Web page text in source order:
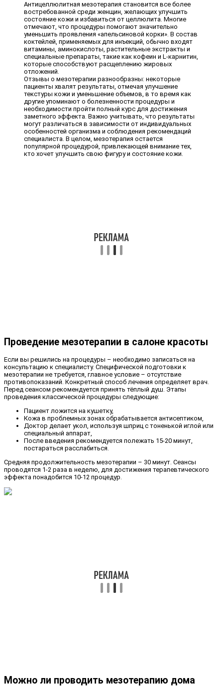
Антицеллюлитная мезотерапия становится все более
востребованной среди женщин, желающих улучшить
состояние кожи и избавиться от целлюлита. Многие
отмечают, что процедуры помогают значительно
уменьшить проявления «апельсиновой корки». В состав
коктейлей, применяемых для инъекций, обычно входят
витамины, аминокислоты, растительные экстракты и
специальные препараты, такие как кофеин и L-карнитин,
которые способствуют расщеплению жировых
отложений.
Отзывы о мезотерапии разнообразны: некоторые
пациенты хвалят результаты, отмечая улучшение
текстуры кожи и уменьшение объемов, в то время как
другие упоминают о болезненности процедуры и
необходимости пройти полный курс для достижения
заметного эффекта. Важно учитывать, что результаты
могут различаться в зависимости от индивидуальных
особенностей организма и соблюдения рекомендаций
специалиста. В целом, мезотерапия остается
популярной процедурой, привлекающей внимание тех,
кто хочет улучшить свою фигуру и состояние кожи.
Проведение мезотерапии в салоне красоты
Если вы решились на процедуры – необходимо записаться на
консультацию к специалисту. Специфической подготовки к
мезотерапии не требуется, главное условие – отсутствие
противопоказаний. Конкретный способ лечения определяет врач.
Перед сеансом рекомендуется принять тёплый душ. Этапы
проведения классической процедуры следующие:
Пациент ложится на кушетку,
Кожа в проблемных зонах обрабатывается антисептиком,
Доктор делает укол, используя шприц с тоненькой иглой или
специальный аппарат,
После введения рекомендуется полежать 15-20 минут,
постараться расслабиться.
Средняя продолжительность мезотерапии – 30 минут. Сеансы
проводятся 1-2 раза в неделю, для достижения терапевтического
эффекта понадобится 10-12 процедур.
Можно ли проводить мезотерапию дома